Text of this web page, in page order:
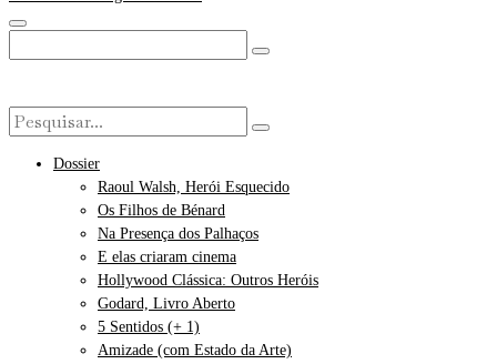
Dossier
Raoul Walsh, Herói Esquecido
Os Filhos de Bénard
Na Presença dos Palhaços
E elas criaram cinema
Hollywood Clássica: Outros Heróis
Godard, Livro Aberto
5 Sentidos (+ 1)
Amizade (com Estado da Arte)